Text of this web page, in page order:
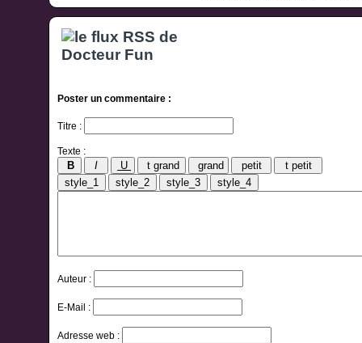
Poster un commentaire :
Titre :
Texte :
Auteur :
E-Mail :
Adresse web :